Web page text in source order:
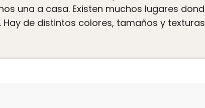
una a casa. Existen muchos lugares
de distintos colores, tamaños y